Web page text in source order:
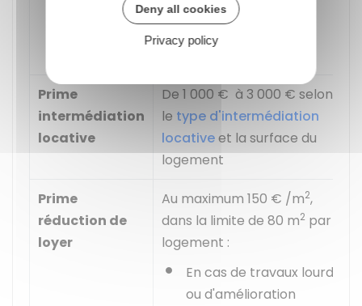
(droit de
réservation
Prime
intermédiation
locative
De 1 000 € à 3 000 € selon
le type d'intermédiation
locativeet la surface du
logement
Prime
réduction de
loyer
Au maximum 150 € /m2,
dans la limite de 80 m2 par
logement :
En cas de travaux lourds
ou d'amélioration
Deny all cookies
Privacy policy